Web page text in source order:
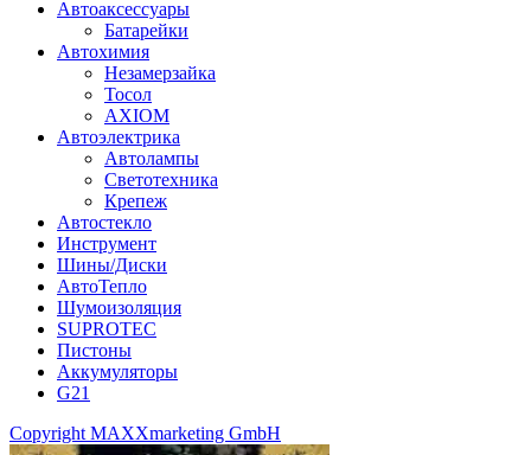
Автоаксессуары
Батарейки
Автохимия
Незамерзайка
Тосол
AXIOM
Автоэлектрика
Автолампы
Светотехника
Крепеж
Автостекло
Инструмент
Шины/Диски
АвтоТепло
Шумоизоляция
SUPROTEC
Пистоны
Аккумуляторы
G21
Copyright MAXXmarketing GmbH